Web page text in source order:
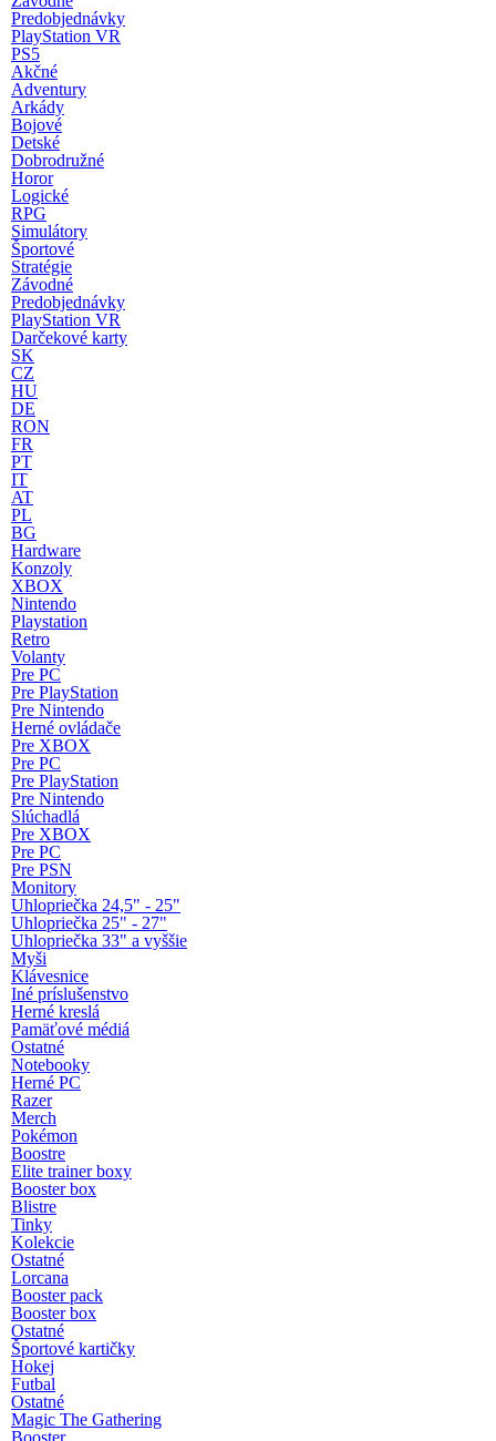
Predobjednávky
PlayStation VR
PS5
Akčné
Adventury
Arkády
Bojové
Detské
Dobrodružné
Horor
Logické
RPG
Simulátory
Športové
Stratégie
Závodné
Predobjednávky
PlayStation VR
Darčekové karty
SK
CZ
HU
DE
RON
FR
PT
IT
AT
PL
BG
Hardware
Konzoly
XBOX
Nintendo
Playstation
Retro
Volanty
Pre PC
Pre PlayStation
Pre Nintendo
Herné ovládače
Pre XBOX
Pre PC
Pre PlayStation
Pre Nintendo
Slúchadlá
Pre XBOX
Pre PC
Pre PSN
Monitory
Uhlopriečka 24,5" - 25"
Uhlopriečka 25" - 27"
Uhlopriečka 33" a vyššie
Myši
Klávesnice
Iné príslušenstvo
Herné kreslá
Pamäťové médiá
Ostatné
Notebooky
Herné PC
Razer
Merch
Pokémon
Boostre
Elite trainer boxy
Booster box
Blistre
Tinky
Kolekcie
Ostatné
Lorcana
Booster pack
Booster box
Ostatné
Športové kartičky
Hokej
Futbal
Ostatné
Magic The Gathering
Booster